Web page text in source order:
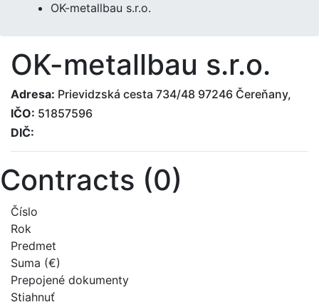
OK-metallbau s.r.o.
OK-metallbau s.r.o.
Adresa: Prievidzská cesta 734/48 97246 Čereňany,
IČO: 51857596
DIČ:
Contracts (0)
Číslo
Rok
Predmet
Suma (€)
Prepojené dokumenty
Stiahnuť